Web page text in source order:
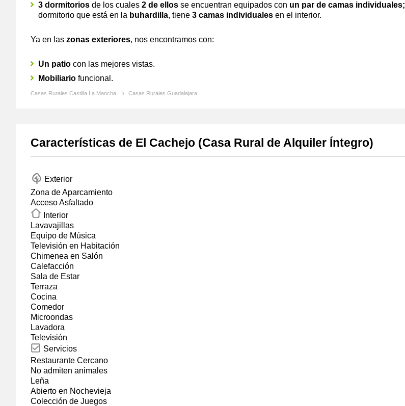
3 dormitorios de los cuales 2 de ellosse encuentran equipados con un par de camas individuales;
dormitorio que está en la buhardilla, tiene 3 camas individualesen el interior.
Ya en las zonas exteriores, nos encontramos con:
Un patio con las mejores vistas.
Mobiliario funcional.
Casas Rurales Castilla La Mancha Casas Rurales Guadalajara
Características de El Cachejo (Casa Rural de Alquiler Íntegro)
Exterior
Zona de Aparcamiento
Acceso Asfaltado
Interior
Lavavajillas
Equipo de Música
Televisión en Habitación
Chimenea en Salón
Calefacción
Sala de Estar
Terraza
Cocina
Comedor
Microondas
Lavadora
Televisión
Servicios
Restaurante Cercano
No admiten animales
Leña
Abierto en Nochevieja
Colección de Juegos